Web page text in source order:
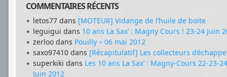
COMMENTAIRES RÉCENTS
letos77 dans [MOTEUR] Vidange de l’huile de boite
leguigui dans 10 ans La Sax’ : Magny Cours ! 23-24 Juin
zerloo dans Pouilly – 06 mai 2012
saxo97410 dans [Récapitulatif] Les collecteurs
superkiki dans Les 10 ans La Sax’ : Magny-Cours 22-23-
Juin 2012